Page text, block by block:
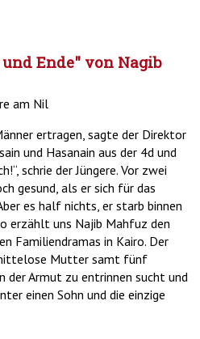
Ende" von Nagib
am Nil
ertragen, sagte der Direktor
und Hasanain aus der 4d und
schrie der Jüngere. Vor zwei
gesund, als er sich für das
es half nichts, er starb binnen
erzählt uns Najib Mahfuz den
Familiendramas in Kairo. Der
Mutter samt fünf
der Armut zu entrinnen sucht und
einen Sohn und die einzige